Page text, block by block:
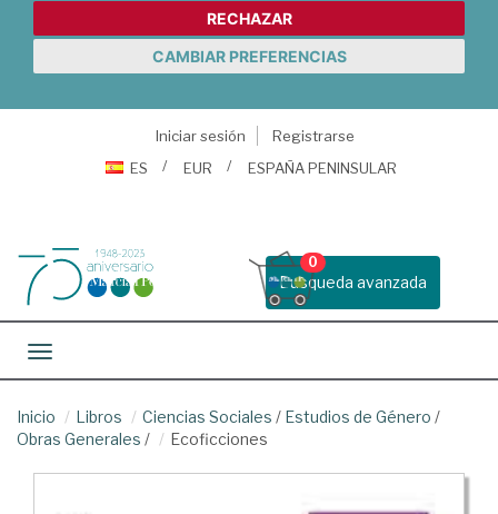
RECHAZAR
CAMBIAR PREFERENCIAS
Iniciar sesión
Registrarse
ES
EUR ESPAÑA PENINSULAR
Busqueda avanzada
0
Toggle navigation
Inicio Libros Ciencias Sociales / Estudios de Género /
Obras Generales / Ecoficciones